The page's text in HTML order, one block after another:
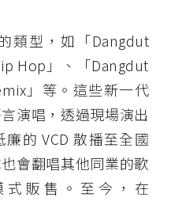
類型，如「Dangdut
Hop」、「Dangdut
」等。這些新一代
演唱，透過現場演出
的 VCD 散播至全國
會翻唱其他同業的歌
式販售。至今，在